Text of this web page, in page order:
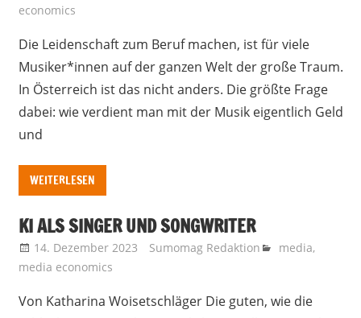
economics
Die Leidenschaft zum Beruf machen, ist für viele
Musiker*innen auf der ganzen Welt der große Traum.
In Österreich ist das nicht anders. Die größte Frage
dabei: wie verdient man mit der Musik eigentlich Geld
und
WEITERLESEN
KI ALS SINGER UND SONGWRITER
14. Dezember 2023 Sumomag Redaktion media,
media economics
Von Katharina Woisetschläger Die guten, wie die